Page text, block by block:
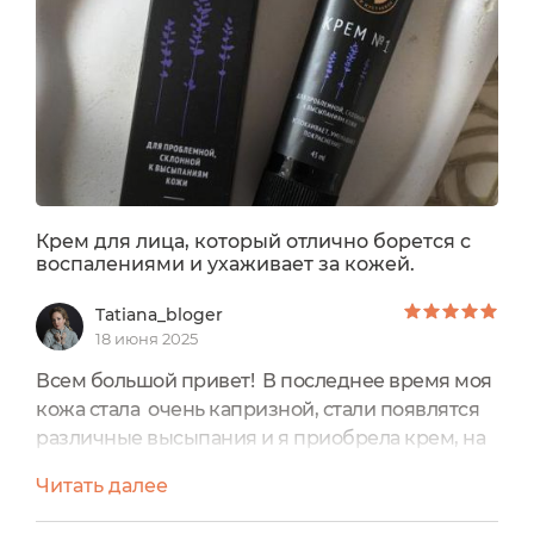
ночного ухода
Крем №1 также используют для борьбы с
высыпаниями на зоне декольте, в области плеч,
спины, ягодиц.
Продукт сертифицирован по стандарту Халяль.
Крем для лица, который отлично борется с
воспалениями и ухаживает за кожей.
Tatiana_bloger
18 июня 2025
Всем большой привет! В последнее время моя
кожа стала очень капризной, стали появлятся
различные высыпания и я приобрела крем, на
впечатлениями. Мой отзыв на Крем 1 Для
проблемой, склонной к высыпаниям кожи от
Читать далее